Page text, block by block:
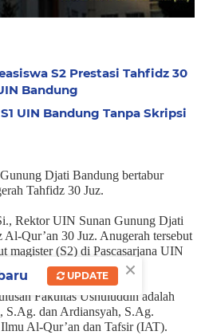
S2 Prestasi Tahfidz 30
Bandung
UIN Bandung Tanpa Skripsi
Djati Bandung bertabur
Tahfidz 30 Juz.
Rektor UIN Sunan Gunung Djati
Qur’an 30 Juz. Anugerah tersebut
magister (S2) di Pascasarjana UIN
Fakultas Ushuluddin adalah
S.Ag. dan Ardiansyah, S.Ag.
Al-Qur’an dan Tafsir (IAT).
×
UPDATE